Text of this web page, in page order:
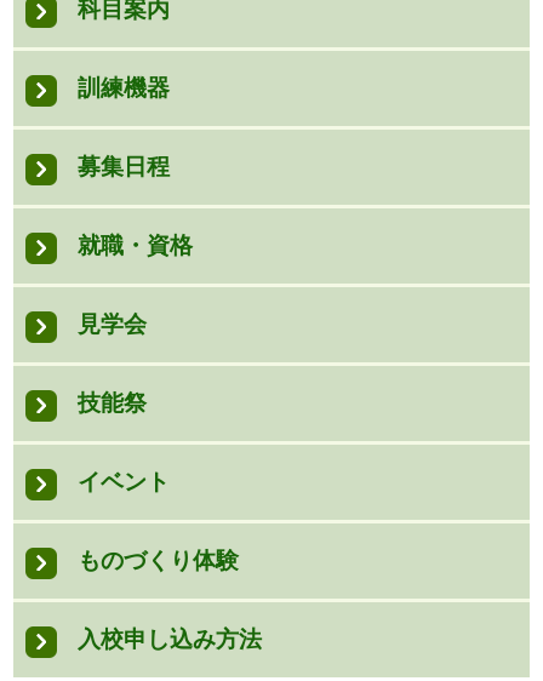
科目案内
訓練機器
募集日程
就職・資格
見学会
技能祭
イベント
ものづくり体験
入校申し込み方法